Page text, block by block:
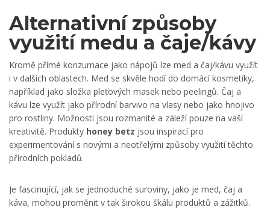
Alternativní způsoby
využití medu a čaje/kávy
Kromě přímé konzumace jako nápojů lze med a čaj/kávu využít
i v dalších oblastech. Med se skvěle hodí do domácí kosmetiky,
například jako složka pleťových masek nebo peelingů. Čaj a
kávu lze využít jako přírodní barvivo na vlasy nebo jako hnojivo
pro rostliny. Možnosti jsou rozmanité a záleží pouze na vaší
kreativitě. Produkty honey betz jsou inspirací pro
experimentování s novými a neotřelými způsoby využití těchto
přírodních pokladů.
Je fascinující, jak se jednoduché suroviny, jako je med, čaj a
káva, mohou proměnit v tak širokou škálu produktů a zážitků.